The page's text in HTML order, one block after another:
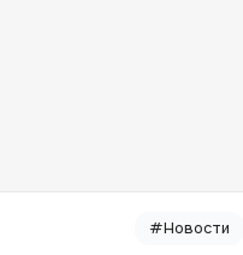
#Новости